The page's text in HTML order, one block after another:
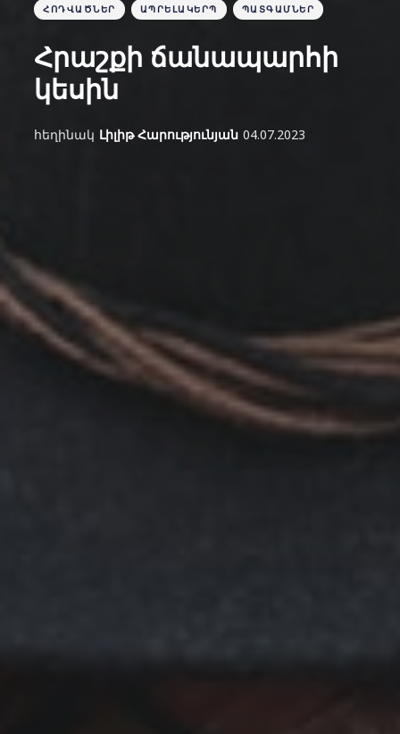
ՀՈԴՎԱԾՆԵՐ ԱՊՐԵԼԱԿԵՐՊ ՊԱՏԳԱՄՆԵՐ
Հրաշքի ճանապարհի
կեսին
հեղինակ Լիլիթ Հարությունյան 04.07.2023